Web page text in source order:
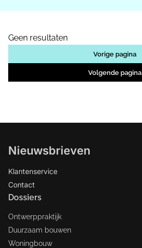
Geen resultaten
Vorige pagina
Volgende pagina
Nieuwsbrieven
Klantenservice
Contact
Dossiers
Ontwerppraktijk
Duurzaam bouwen
Woningbouw